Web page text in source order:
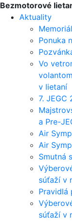
Bezmotorové
Aktuality
Ponuka
Vo
v lietaní
7. JEGC
a Pre-
Air
Air
Smutná
súťaží v
Pravidlá
súťaží v